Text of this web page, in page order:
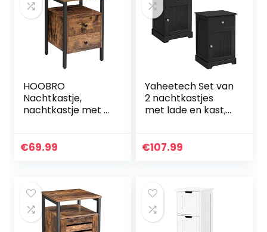
HOOBRO
Nachtkastje,
nachtkastje met 2
nachtcommode,
€69.99
Yaheetech Set van
2 nachtkastjes
met lade en kast,
€107.99